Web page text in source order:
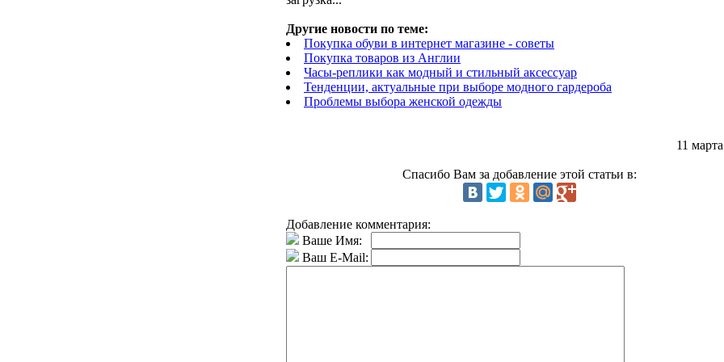
Другие новости по теме:
Покупка обуви в интернет магазине - советы
Покупка товаров из Англии
Часы-реплики как модный и стильный аксессуар
Тенденции, актуальные при выборе модного гардероба
Проблемы выбора женской одежды
11
Спасибо Вам за добавление этой статьи в:
Добавление комментария:
Ваше Имя:
Ваш E-Mail: